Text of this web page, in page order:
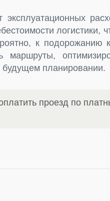
логистики,
к подорожанию
маршруты,
будущем планировании.
проезд по